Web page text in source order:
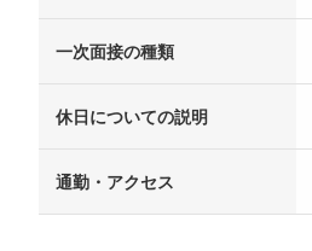
一次面接の種類
休日についての説明
通勤・アクセス